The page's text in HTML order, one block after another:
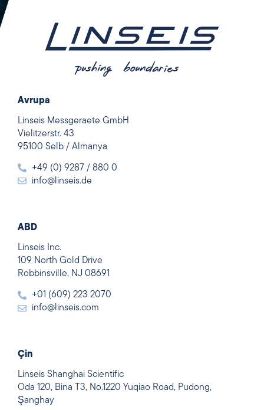
Avrupa
Linseis Messgeraete GmbH
Vielitzerstr. 43
95100 Selb / Almanya
+49 (0) 9287 / 880 0
info@linseis.de
ABD
Linseis Inc.
109 North Gold Drive
Robbinsville, NJ 08691
+01 (609) 223 2070
info@linseis.com
Çin
Linseis Shanghai Scientific
Oda 120, Bina T3, No.1220 Yuqiao Road, Pudong,
Şanghay